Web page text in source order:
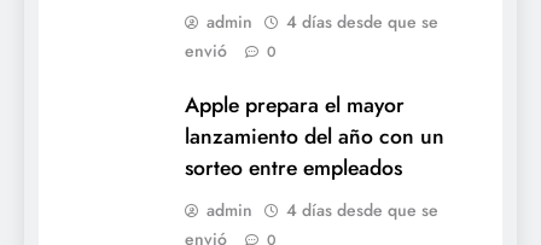
admin
4 días desde que se
envió
0
Apple prepara el mayor
lanzamiento del año con un
sorteo entre empleados
admin
4 días desde que se
envió
0